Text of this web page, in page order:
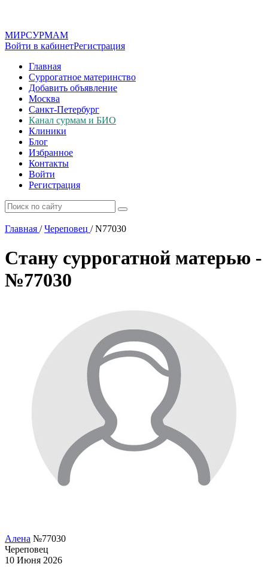
МИРСУРМАМ
Войти в кабинетРегистрация
Главная
Суррогатное материнство
Добавить объявление
Москва
Санкт-Петербург
Канал сурмам и БИО
Клиники
Блог
Избранное
Контакты
Войти
Регистрация
Главная / Череповец /N77030
Стану суррогатной матерью -
№77030
Алена №77030
Череповец
10 Июня 2026